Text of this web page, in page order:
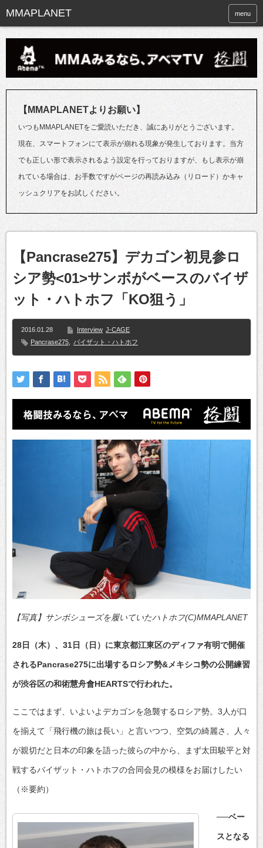
menu
【MMAPLANETよりお願い】
いつもMMAPLANETをご愛読いただき、誠にありがとうございます。
現在、スマートフォンにて表示が崩れる現象が発生しております。当方
でも正しい形で表示されるよう設定を行っておりますが、もし表示が崩
れている場合は、お手数ですがページの再読み込み（リロード）かキャ
ッシュクリアをお試しください。
【Pancrase275】デカゴン初見参ロ
シア勢<01>サンボがベースのバイザ
ット・ハトホフ「KO狙う」
2016.01.28 Interview J-CAGE
Pancrase275
バイザット・ハトホフ
【写真】サンボシューズを履いていたハトホフ(C)MMAPLANET
28日（木）、31日（日）に東京都江東区のディファ有明で開催
されるPancrase275に出場するロシア勢&メキシコ勢の公開練習
が渋谷区の和術慧舟會HEARTSで行われた。
ここではまず、いよいよデカゴンを急襲するロシア勢。3人が口
を揃えて「飛行機の旅は長い」と言いつつ、空気の綺麗さ、人々
が親切だと日本の印象を語った彼らの中から、まず太田駿平と対
戦するバイザット・ハトホフの合同会見の模様をお届けしたい
（※要約）
──ベー
スとなる